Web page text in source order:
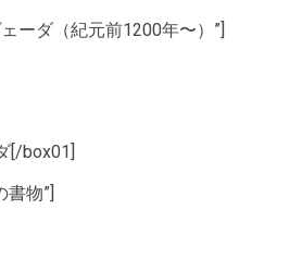
ーダ（紀元前1200年〜）”]
[/box01]
書物”]